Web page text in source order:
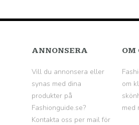
ANNONSERA
Vill du annonsera eller
synas med dina
produkter på
Fashionguide.se?
Kontakta oss per mail för
OM
om
med